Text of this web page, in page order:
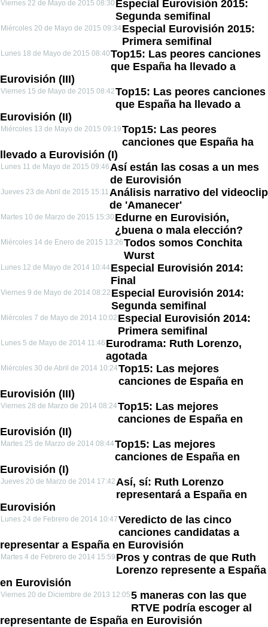
Viernes 22 de Mayo de 2015 08:30 Especial Eurovisión 2015:
Segunda semifinal
Miércoles 20 de Mayo de 2015 09:34 Especial Eurovisión 2015:
Primera semifinal
Lunes 18 de Mayo de 2015 08:40Top15: Las peores canciones
que España ha llevado a
Eurovisión (III)
Viernes 15 de Mayo de 2015 08:42Top15: Las peores canciones
que España ha llevado a
Eurovisión (II)
Miércoles 13 de Mayo de 2015 09:19Top15: Las peores
canciones que España ha
llevado a Eurovisión (I)
Lunes 11 de Mayo de 2015 09:46Así están las cosas a un mes
de Eurovisión
Jueves 23 de Abril de 2015 15:11Análisis narrativo del videoclip
de 'Amanecer'
Martes 10 de Marzo de 2015 15:30 Edurne en Eurovisión,
¿buena o mala elección?
Miércoles 14 de Enero de 2015 13:26Todos somos Conchita
Wurst
Lunes 12 de Mayo de 2014 10:44 Especial Eurovisión 2014:
Final
Viernes 9 de Mayo de 2014 08:22 Especial Eurovisión 2014:
Segunda semifinal
Miércoles 7 de Mayo de 2014 10:02 Especial Eurovisión 2014:
Primera semifinal
Lunes 5 de Mayo de 2014 11:46 Eurodrama: Ruth Lorenzo,
agotada
Miércoles 30 de Abril de 2014 10:24Top15: Las mejores
canciones de España en
Eurovisión (III)
Viernes 28 de Marzo de 2014 08:24Top15: Las mejores
canciones de España en
Eurovisión (II)
Martes 25 de Marzo de 2014 08:44Top15: Las mejores
canciones de España en
Eurovisión (I)
Jueves 20 de Marzo de 2014 17:42Así, sí: Ruth Lorenzo
representará a España en
Eurovisión
Lunes 24 de Febrero de 2014 10:47Veredicto de las cinco
canciones candidatas a
representar a España en Eurovisión
Martes 4 de Febrero de 2014 15:59 Pros y contras de que Ruth
Lorenzo represente a España
en Eurovisión
Viernes 20 de Diciembre de 2013 12:055 maneras con las que
RTVE podría escoger al
representante de España en Eurovisión